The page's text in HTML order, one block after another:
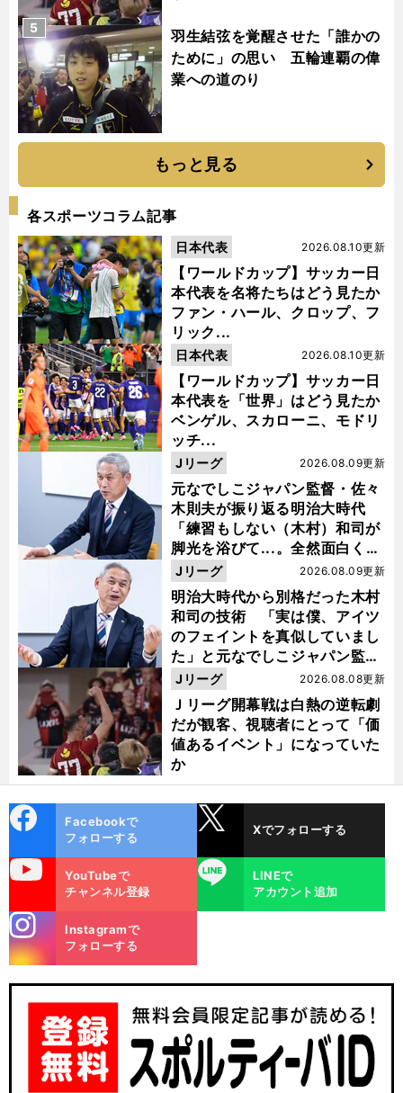
羽生結弦を覚醒させた「誰かの
ために」の思い 五輪連覇の偉
業への道のり
5
もっと見る
各スポーツコラム記事
【ワールドカップ】サッカー日
本代表を名将たちはどう見たか
ファン・ハール、クロップ、フ
リック...
2026.08.10更新
日本代表
【ワールドカップ】サッカー日
本代表を「世界」はどう見たか
ベンゲル、スカローニ、モドリ
ッチ...
2026.08.10更新
日本代表
元なでしこジャパン監督・佐々
木則夫が振り返る明治大時代
「練習もしない（木村）和司が
脚光を浴びて...。全然面白くな
い４年間でした」
2026.08.09更新
Jリーグ
明治大時代から別格だった木村
和司の技術 「実は僕、アイツ
のフェイントを真似していまし
た」と元なでしこジャパン監
督・佐々木則夫
2026.08.09更新
Jリーグ
Ｊリーグ開幕戦は白熱の逆転劇
だが観客、視聴者にとって「価
値あるイベント」になっていた
か
2026.08.08更新
Jリーグ
ok
Facebookで
フォローする
Xでフォローする
YouTubeで
チャンネル登録
LINE
LINEで
アカウント追加
m
Instagramで
フォローする